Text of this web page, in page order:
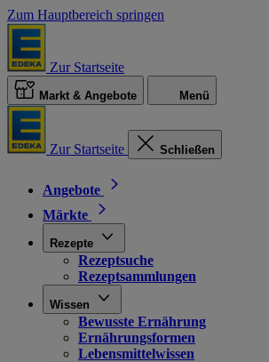
Zum Hauptbereich springen
Zur Startseite
Markt & Angebote Menü
Zur Startseite Schließen
Angebote
Märkte
Rezepte
Rezeptsuche
Rezeptsammlungen
Wissen
Bewusste Ernährung
Ernährungsformen
Lebensmittelwissen